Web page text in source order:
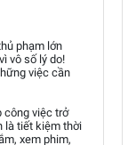
phạm lớn
vô số lý do!
việc cần
công việc trở
là tiết kiệm thời
xem phim,